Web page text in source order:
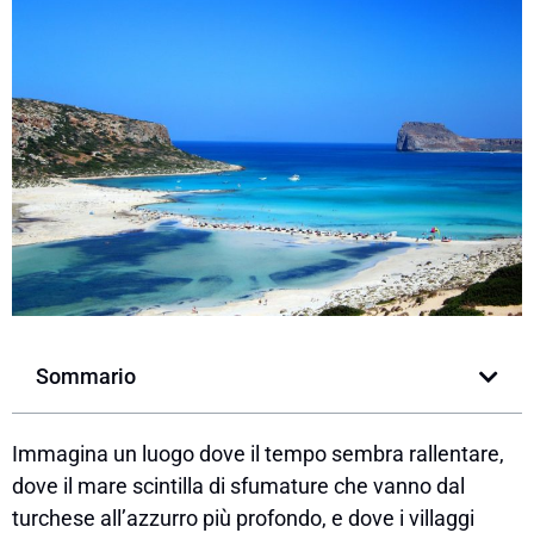
Sommario
Immagina un luogo dove il tempo sembra rallentare,
dove il mare scintilla di sfumature che vanno dal
turchese all’azzurro più profondo, e dove i villaggi